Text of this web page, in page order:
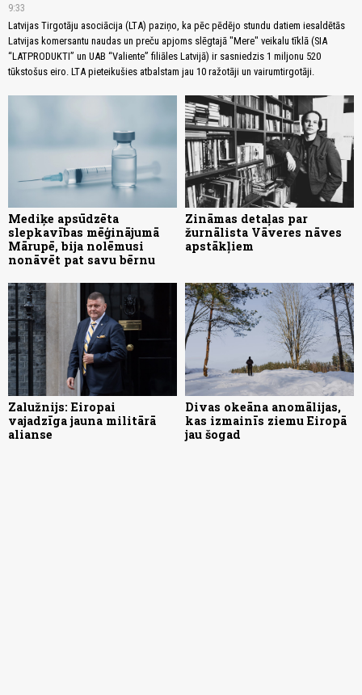
9:33
Latvijas Tirgotāju asociācija (LTA) paziņo, ka pēc pēdējo stundu datiem iesaldētās
Latvijas komersantu naudas un preču apjoms slēgtajā "Mere" veikalu tīklā (SIA
“LATPRODUKTI” un UAB “Valiente” filiāles Latvijā) ir sasniedzis 1 miljonu 520
tūkstošus eiro. LTA pieteikušies atbalstam jau 10 ražotāji un vairumtirgotāji.
Mediķe apsūdzēta
slepkavības mēģinājumā
Mārupē, bija nolēmusi
nonāvēt pat savu bērnu
Zināmas detaļas par
žurnālista Vāveres nāves
apstākļiem
Zalužnijs: Eiropai
vajadzīga jauna militārā
alianse
Divas okeāna anomālijas,
kas izmainīs ziemu Eiropā
jau šogad